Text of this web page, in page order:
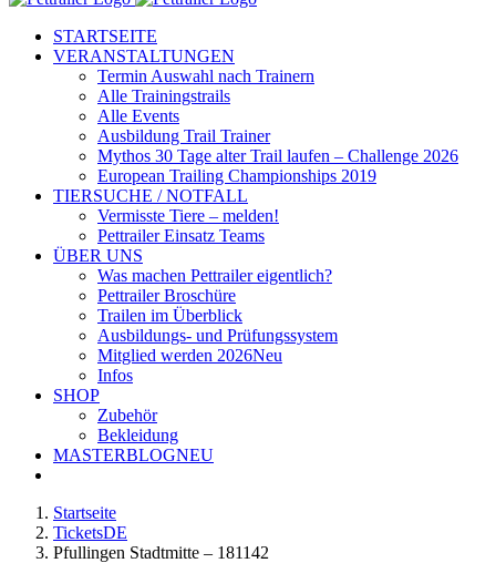
STARTSEITE
VERANSTALTUNGEN
Termin Auswahl nach Trainern
Alle Trainingstrails
Alle Events
Ausbildung Trail Trainer
Mythos 30 Tage alter Trail laufen – Challenge 2026
European Trailing Championships 2019
TIERSUCHE / NOTFALL
Vermisste Tiere – melden!
Pettrailer Einsatz Teams
ÜBER UNS
Was machen Pettrailer eigentlich?
Pettrailer Broschüre
Trailen im Überblick
Ausbildungs- und Prüfungssystem
Mitglied werden 2026Neu
Infos
SHOP
Zubehör
Bekleidung
MASTERBLOGNEU
Startseite
TicketsDE
Pfullingen Stadtmitte – 181142